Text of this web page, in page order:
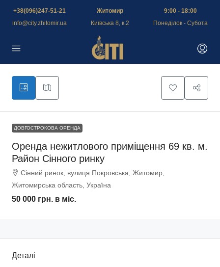
+38(096)247-51-21
info@city.zhitomir.ua
Житомир
Київська 8, к.2
9:00 - 18:00
Понеділок - Субота
ДОВГОСТРОКОВА ОРЕНДА
Оренда нежитлового приміщення 69 кв. м.
Район Сінного ринку
Сінний ринок, вулиця Покровська, Житомир,
Житомирська область, Україна
50 000 грн. в міс.
Деталі